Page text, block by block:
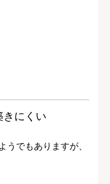
きにくい
うでもありますが、